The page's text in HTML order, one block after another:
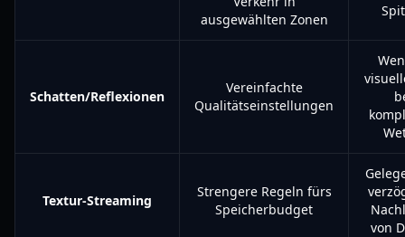
ausgewählten Zonen
Schatten/Reflexionen
Vereinfachte
Qualitätseinstellungen
Textur-Streaming
Strengere Regeln fürs
Speicherbudget
von